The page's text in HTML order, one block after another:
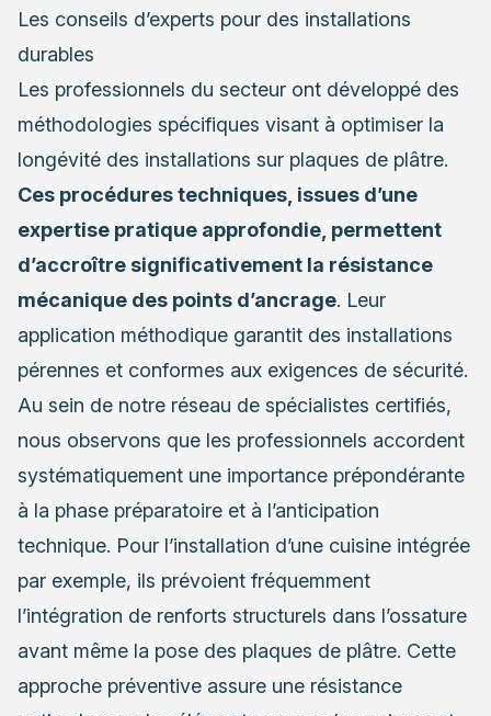
Les conseils d’experts pour des installations
durables
Les professionnels du secteur ont développé des
méthodologies spécifiques visant à optimiser la
longévité des installations sur plaques de plâtre.
Ces procédures techniques, issues d’une
expertise pratique approfondie, permettent
d’accroître significativement la résistance
mécanique des points d’ancrage. Leur
application méthodique garantit des installations
pérennes et conformes aux exigences de sécurité.
Au sein de notre réseau de spécialistes certifiés,
nous observons que les professionnels accordent
systématiquement une importance prépondérante
à la phase préparatoire et à l’anticipation
technique. Pour l’installation d’une cuisine intégrée
par exemple, ils prévoient fréquemment
l’intégration de renforts structurels dans l’ossature
avant même la pose des plaques de plâtre. Cette
approche préventive assure une résistance